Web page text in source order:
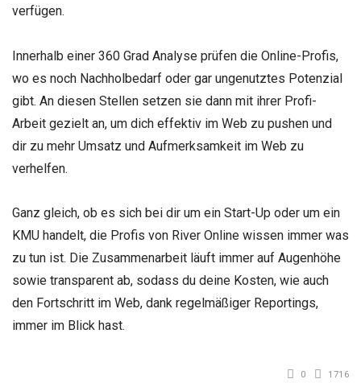
verfügen.
Innerhalb einer 360 Grad Analyse prüfen die Online-Profis,
wo es noch Nachholbedarf oder gar ungenutztes Potenzial
gibt. An diesen Stellen setzen sie dann mit ihrer Profi-
Arbeit gezielt an, um dich effektiv im Web zu pushen und
dir zu mehr Umsatz und Aufmerksamkeit im Web zu
verhelfen.
Ganz gleich, ob es sich bei dir um ein Start-Up oder um ein
KMU handelt, die Profis von River Online wissen immer was
zu tun ist. Die Zusammenarbeit läuft immer auf Augenhöhe
sowie transparent ab, sodass du deine Kosten, wie auch
den Fortschritt im Web, dank regelmäßiger Reportings,
immer im Blick hast.
0 1716